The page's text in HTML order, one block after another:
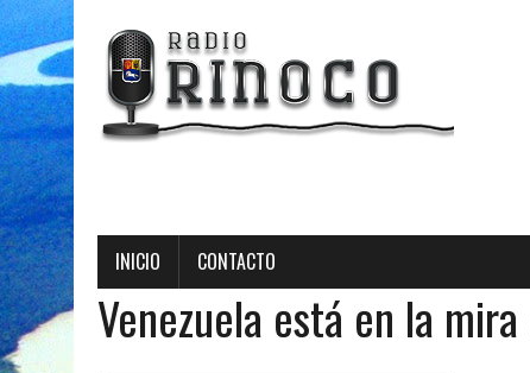
INICIO CONTACTO
Venezuela está en la mira